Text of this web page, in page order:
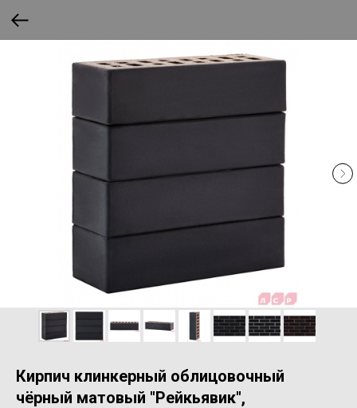
Кирпич клинкерный облицовочный
чёрный матовый "Рейкьявик",